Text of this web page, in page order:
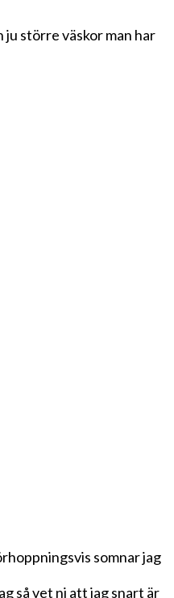
ju större väskor man har
somnar jag
så vet ni att jag snart är